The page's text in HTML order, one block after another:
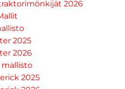
2026
2025
2026
mallisto
2025